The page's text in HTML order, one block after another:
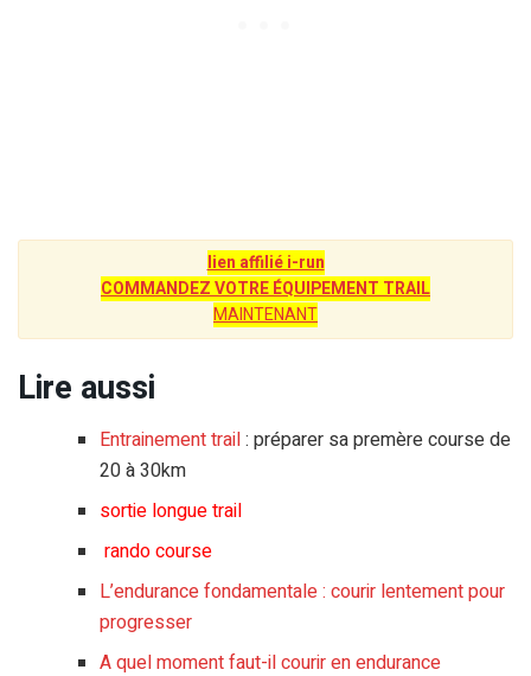
lien affilié i-run
COMMANDEZ VOTRE ÉQUIPEMENT TRAIL
MAINTENANT
Lire aussi
Entrainement trail: préparer sa premère course de
20 à 30km
sortie longue trail
rando course
L’endurance fondamentale : courir lentement pour
progresser
A quel moment faut-il courir en endurance